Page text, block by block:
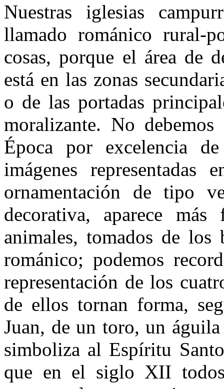
Nuestras iglesias
llamado románico rural-
cosas, porque el área de
está en las zonas
o de las portadas
moralizante. No
Época por excelencia
imágenes
ornamentación de tipo
decorativa, aparece
animales, tomados de
románico; podemos
representación de los
de ellos tornan forma,
Juan, de un toro, un
simboliza al Espíritu
que en el siglo XII